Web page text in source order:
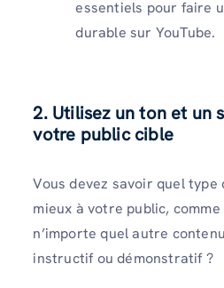
essentiels pour faire
durable sur YouTube.
2. Utilisez un ton et un
votre public cible
Vous devez savoir quel
mieux à votre public,
n’importe quel autre
instructif ou démonstratif ?